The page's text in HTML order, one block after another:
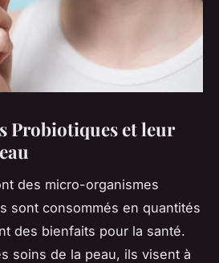
Probiotiques et leur
des micro-organismes
sont consommés en quantités
des bienfaits pour la santé.
soins de la peau, ils visent à